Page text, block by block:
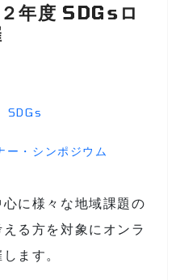
年度 SDGsロ
SDGs
ー・シンポジウム
に様々な地域課題の
る方を対象にオンラ
ます。